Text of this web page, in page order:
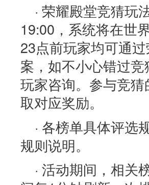
· 荣耀殿堂竞猜玩
19:00，系统将在世
23点前玩家均可通
案，如不小心错过
玩家咨询。参与竞
取对应奖励。
· 各榜单具体评选
规则说明。
· 活动期间，相关